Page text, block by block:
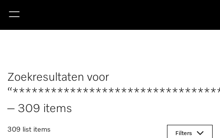
Zoekresultaten voor
– 309 items
309 list items
Filters